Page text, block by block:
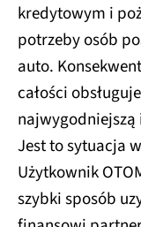
kredytowym i
potrzeby osób
auto.
całości
Jest to sytuacja
Użytkownik
szybki sposób